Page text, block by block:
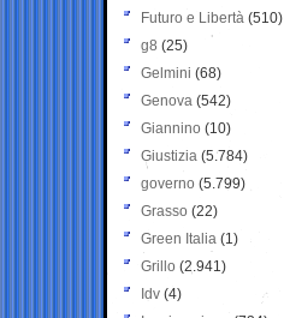
Futuro e Libertà (510)
g8 (25)
Gelmini (68)
Genova (542)
Giannino (10)
Giustizia (5.784)
governo (5.799)
Grasso (22)
Green Italia (1)
Grillo (2.941)
Idv (4)